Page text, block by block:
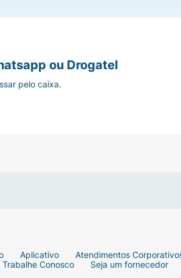
e luminosas, que se fundem
pode escurecer os cabelos quantos
apropriadas e, de preferência,
período surgir irritação na pele,
portanto, o produto não deve ser
Aplicativo Atendimentos
Trabalhe Conosco Seja um fornecedor
ou Drogatel
pelo caixa.